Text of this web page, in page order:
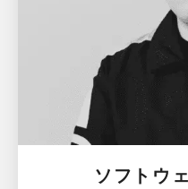
ソフトウ